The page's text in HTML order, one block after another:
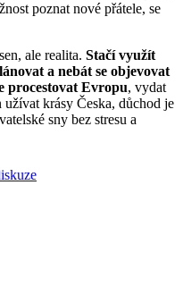
poznat nové přátele, se
ale realita. Stačí využít
a nebát se objevovat
procestovat Evropu, vydat
krásy Česka, důchod je
sny bez stresu a